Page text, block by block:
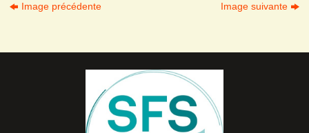
Image précédente Image suivante